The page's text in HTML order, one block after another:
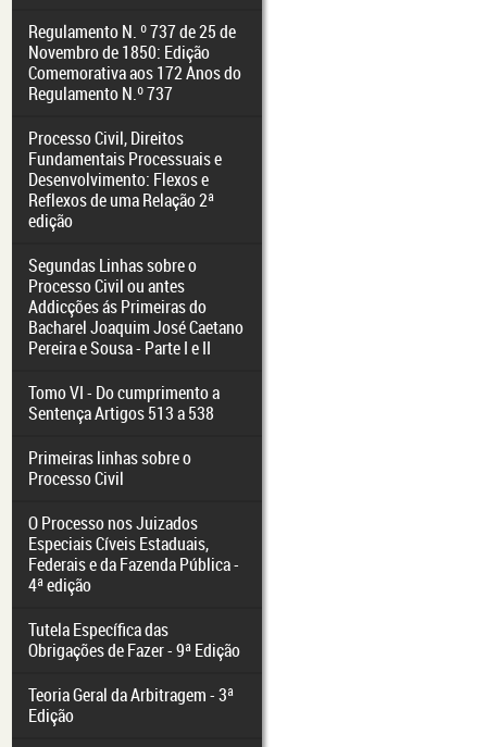
Regulamento N. º 737 de 25 de
Novembro de 1850: Edição
Comemorativa aos 172 Anos do
Regulamento N.º 737
Processo Civil, Direitos
Fundamentais Processuais e
Desenvolvimento: Flexos e
Reflexos de uma Relação 2ª
edição
Segundas Linhas sobre o
Processo Civil ou antes
Addicções ás Primeiras do
Bacharel Joaquim José Caetano
Pereira e Sousa - Parte I e II
Tomo VI - Do cumprimento a
Sentença Artigos 513 a 538
Primeiras linhas sobre o
Processo Civil
O Processo nos Juizados
Especiais Cíveis Estaduais,
Federais e da Fazenda Pública -
4ª edição
Tutela Específica das
Obrigações de Fazer - 9ª Edição
Teoria Geral da Arbitragem - 3ª
Edição